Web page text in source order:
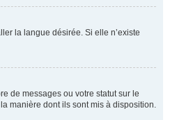
la langue désirée. Si elle n’existe
de messages ou votre statut sur le
manière dont ils sont mis à disposition.